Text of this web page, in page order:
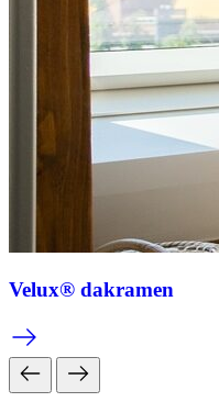
Velux® dakramen